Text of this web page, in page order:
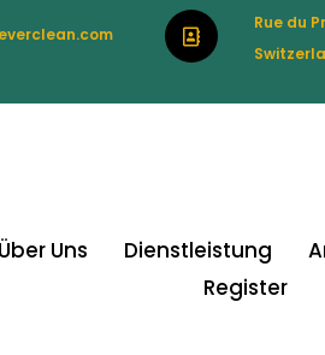
Rue du
Über Uns Dienstleistung
Register